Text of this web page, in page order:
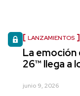
LANZAMIENTOS
La emoción
26™ llega a
junio 9, 2026